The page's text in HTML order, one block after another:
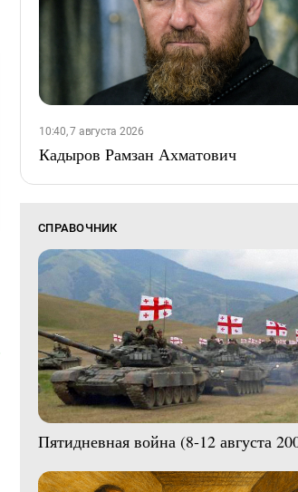
10:40, 7 августа 2026
Кадыров Рамзан Ахматович
СПРАВОЧНИК
Пятидневная война (8-12 августа